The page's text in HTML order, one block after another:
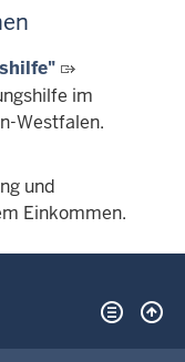
im
Westfalen.
und
Einkommen.